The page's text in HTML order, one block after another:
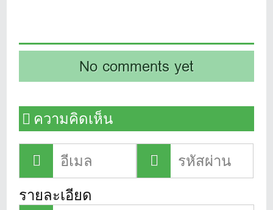
No comments yet
ความคิดเห็น
รายละเอียด